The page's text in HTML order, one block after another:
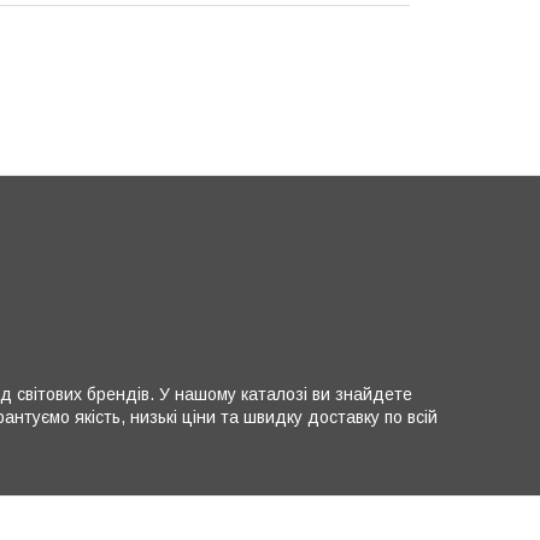
світових брендів. У нашому каталозі ви знайдете
якість, низькі ціни та швидку доставку по всій